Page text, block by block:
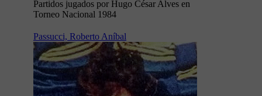
Partidos jugados por Hugo César Alves en
Torneo Nacional 1984
Passucci, Roberto Aníbal